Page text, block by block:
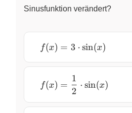
Sinusfunktion verändert?
f(x) =
\cdot
\sin(x)
f(x) = 3 ⋅ sin(x)
f(x) =
\dfrac{1}
{2} \cdot
f(x) =
2
1
⋅ sin(x)